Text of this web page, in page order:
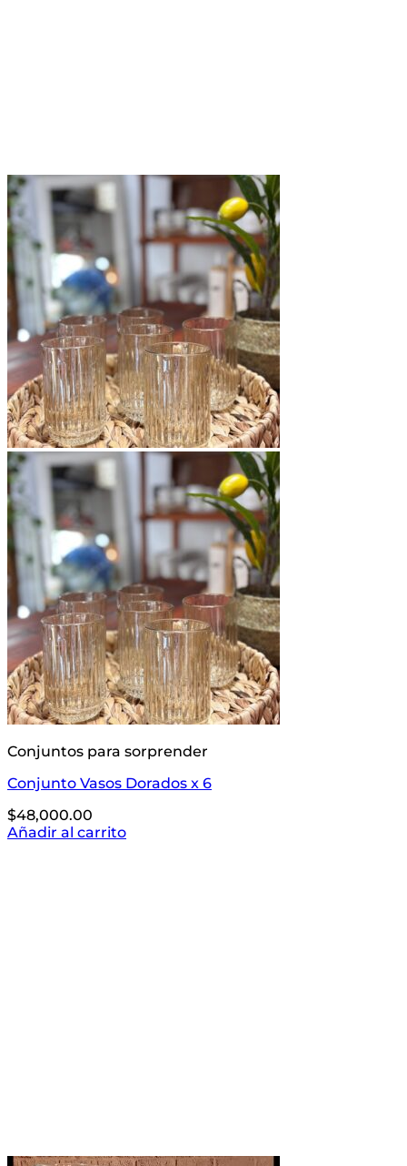
Conjuntos para sorprender
Conjunto Vasos Dorados x 6
$48,000.00
Añadir al carrito